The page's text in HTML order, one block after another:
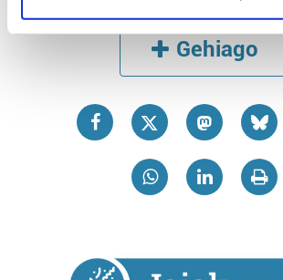
specific characteristics
Find out more about how your personal
details
Guk eta gure bazkideek zure datu
prozesatzen ditugu, zure IP zenbakia,
pertsonalizatuak eskaintzeko, iragarkiak
neurtzeko, jendeari buruzko informazioa
Gehiago